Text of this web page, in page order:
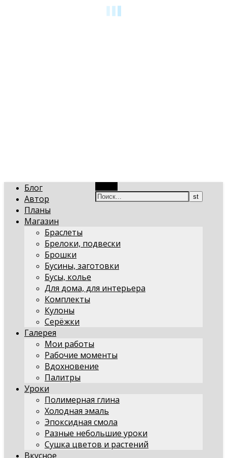
Блог
Автор
Планы
Магазин
Браслеты
Брелоки, подвески
Брошки
Бусины, заготовки
Бусы, колье
Для дома, для интерьера
Комплекты
Кулоны
Серёжки
Галерея
Мои работы
Рабочие моменты
Вдохновение
Палитры
Уроки
Полимерная глина
Холодная эмаль
Эпоксидная смола
Разные небольшие уроки
Сушка цветов и растений
Вкусное